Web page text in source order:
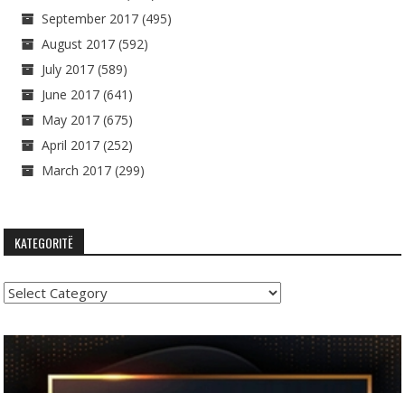
September 2017 (495)
August 2017 (592)
July 2017 (589)
June 2017 (641)
May 2017 (675)
April 2017 (252)
March 2017 (299)
KATEGORITË
Kategoritë